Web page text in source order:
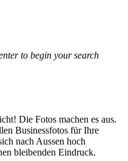
to begin your search
Die Fotos machen es aus.
Businessfotos für Ihre
nach Aussen hoch
bleibenden Eindruck.